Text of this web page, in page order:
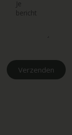
Verzenden